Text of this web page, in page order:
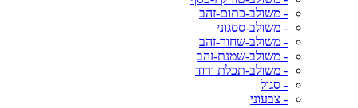
- משולב-כתום-זהב
- משולב-ססגוני
- משולב-שחור-זהב
- משולב-שמנת-זהב
- משולב-תכלת ורוד
- סגול
- צבעוני